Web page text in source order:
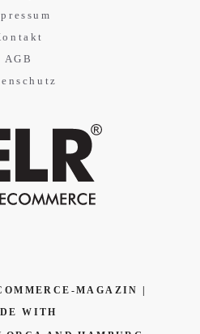
AGB
MAGAZIN |
WITH